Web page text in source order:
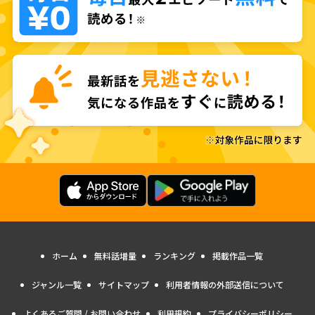
ホーム 無料話増量 ランキング 掲載作品一覧
ジャンル一覧 サイトマップ 利用者情報の外部送信について